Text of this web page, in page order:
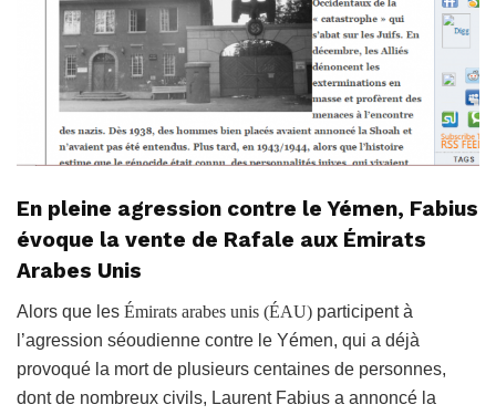
En pleine agression contre le Yémen, Fabius
évoque la vente de Rafale aux Émirats
Arabes Unis
Alors que les Émirats arabes unis (ÉAU) participent à
l’agression séoudienne contre le Yémen, qui a déjà
provoqué la mort de plusieurs centaines de personnes,
dont de nombreux civils, Laurent Fabius a annoncé la